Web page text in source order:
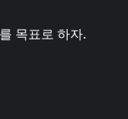
목표로 하자.